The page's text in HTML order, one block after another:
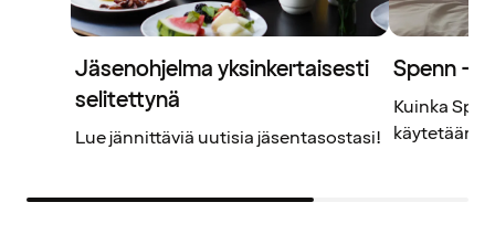
Jäsenohjelma yksinkertaisesti
selitettynä
Lue jännittäviä uutisia jäsentasostasi!
Spenn –
Kuinka
käytetään?